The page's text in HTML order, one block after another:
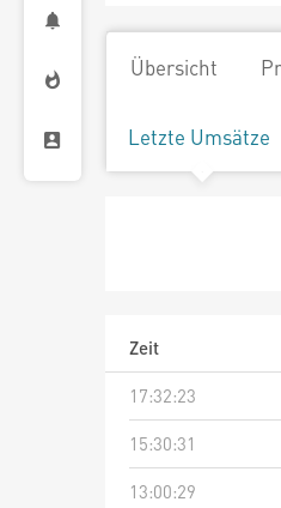
Übersicht
Letzte Umsätze
Zeit
17:32:23
15:30:31
13:00:29